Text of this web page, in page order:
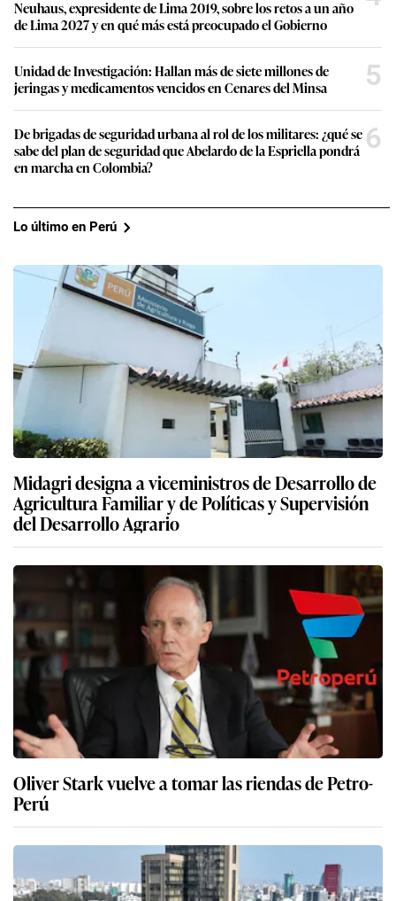
Neuhaus, expresidente de Lima 2019, sobre los retos a un año
de Lima 2027 y en qué más está preocupado el Gobierno
Unidad de Investigación: Hallan más de siete millones de
jeringas y medicamentos vencidos en Cenares del Minsa
5
De brigadas de seguridad urbana al rol de los militares: ¿qué se
sabe del plan de seguridad que Abelardo de la Espriella pondrá
en marcha en Colombia?
6
Lo último en Perú
Midagri designa a viceministros de Desarrollo de
Agricultura Familiar y de Políticas y Supervisión
del Desarrollo Agrario
Oliver Stark vuelve a tomar las riendas de Petro-
Perú